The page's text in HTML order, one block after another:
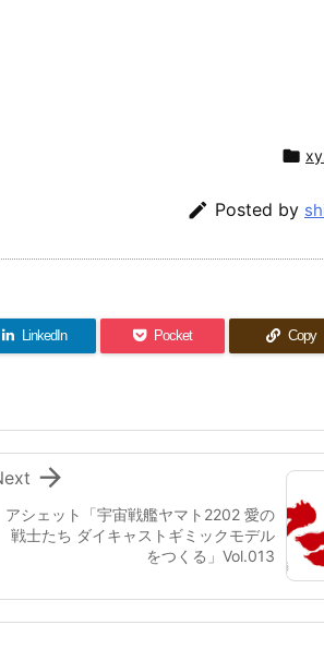

 Posted by
LinkedIn Pocket Copy
アシェット「宇宙戦艦ヤマト2202 愛の
戦士たち ダイキャストギミックモデル
をつくる」Vol.013
